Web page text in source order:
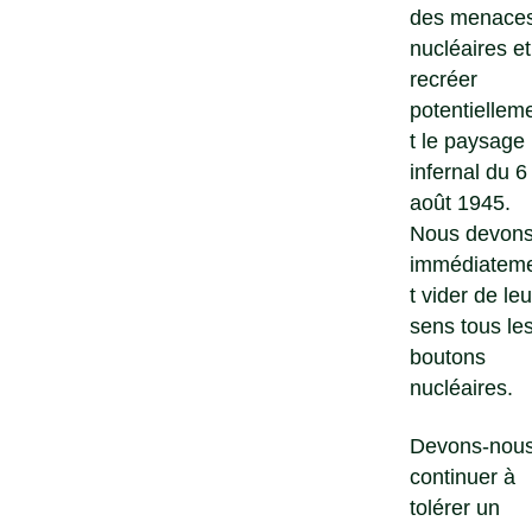
des
nucléaires et
recréer
t le paysage
infernal du 6
août 1945.
Nous
t vider de
sens tous
boutons
nucléaires.
Devons-
continuer à
tolérer un